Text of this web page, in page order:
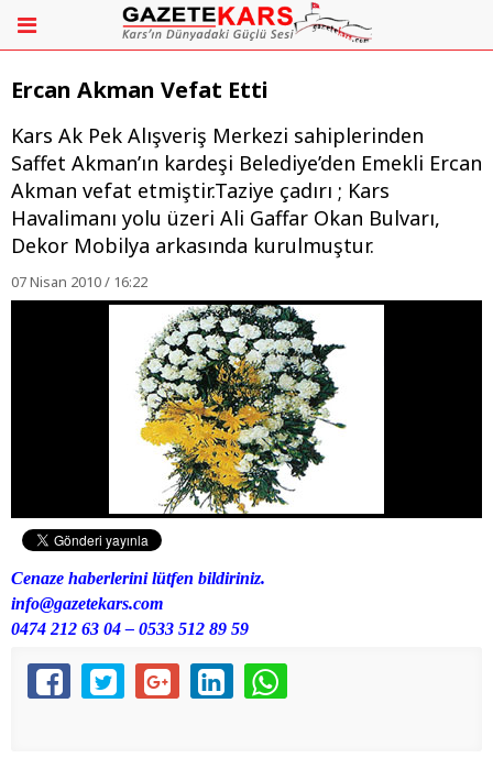
Ercan Akman Vefat Etti
Kars Ak Pek Alışveriş Merkezi sahiplerinden
Saffet Akman’ın kardeşi Belediye’den Emekli Ercan
Akman vefat etmiştir.Taziye çadırı ; Kars
Havalimanı yolu üzeri Ali Gaffar Okan Bulvarı,
Dekor Mobilya arkasında kurulmuştur.
07 Nisan 2010 / 16:22
Cenaze haberlerini lütfen bildiriniz.
info@gazetekars.com
0474 212 63 04 – 0533 512 89 59